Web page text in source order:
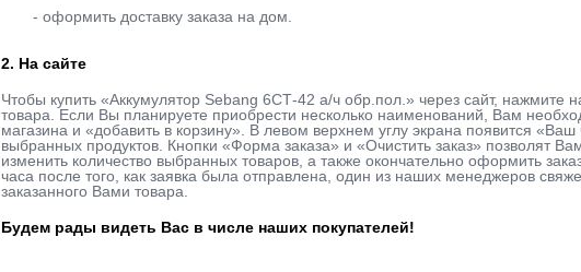
- оформить доставку заказа на дом.
2. На сайте
Чтобы купить «Аккумулятор Sebang 6СТ-42 а/ч обр.пол.» через сайт, нажмите
товара. Если Вы планируете приобрести несколько наименований, Вам
магазина и «добавить в корзину». В левом верхнем углу экрана появится
выбранных продуктов. Кнопки «Форма заказа» и «Очистить заказ» позволят
изменить количество выбранных товаров, а также окончательно оформить
часа после того, как заявка была отправлена, один из наших менеджеров
заказанного Вами товара.
Будем рады видеть Вас в числе наших покупателей!